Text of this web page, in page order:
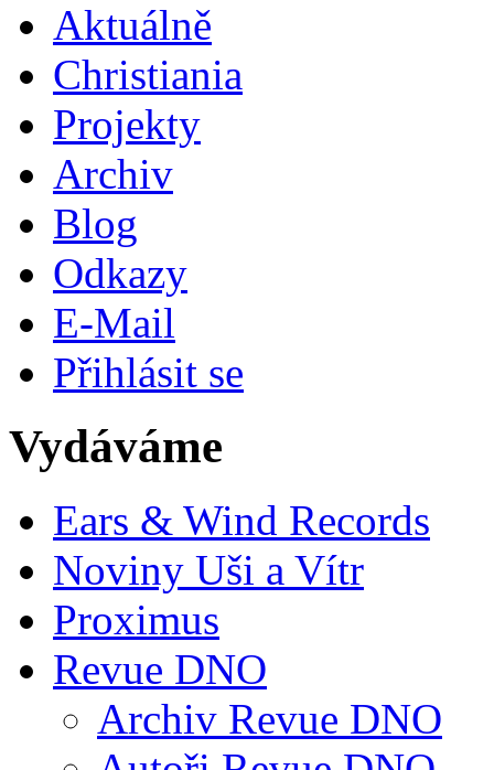
Aktuálně
Christiania
Projekty
Archiv
Blog
Odkazy
E-Mail
Přihlásit se
Vydáváme
Ears & Wind Records
Noviny Uši a Vítr
Proximus
Revue DNO
Archiv Revue DNO